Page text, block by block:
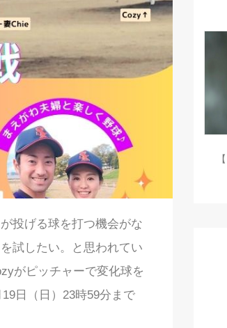
投げる球を打つ機会がな
試したい。と思われてい
がピッチャーで変化球を
日（日）23時59分まで